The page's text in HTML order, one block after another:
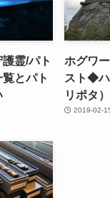
霊/パト
とパト
ホグワ
スト◆
リポタ）
2019-02-